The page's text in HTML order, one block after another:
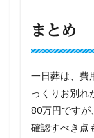
まとめ
一日葬は、費
っくりお別れ
80万円ですが
確認すべき点